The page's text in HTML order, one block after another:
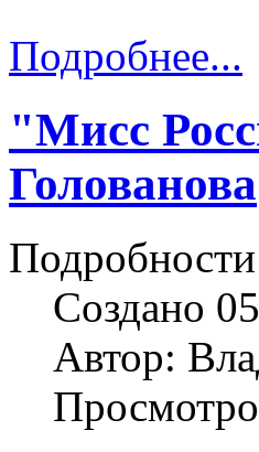
Подробнее...
"Мисс
Голованова
Подробности
Создано
Автор: